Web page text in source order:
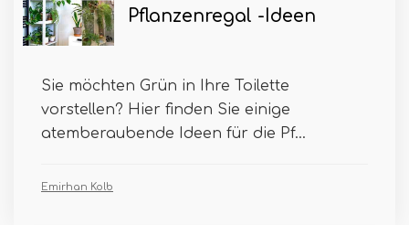
Pflanzenregal -Ideen
Sie möchten Grün in Ihre Toilette
vorstellen? Hier finden Sie einige
atemberaubende Ideen für die Pf...
Emirhan Kolb